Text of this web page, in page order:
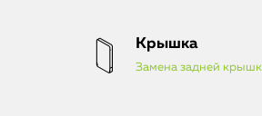
Крышка
Замена задней